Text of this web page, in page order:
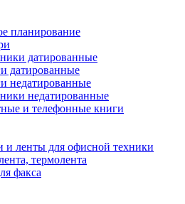
планирование
датированные
датированные
недатированные
недатированные
и телефонные книги
и ленты для офисной техники
термолента
факса